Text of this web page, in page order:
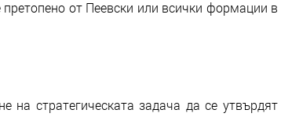
от Пеевски или всички формации в
на стратегическата задача да се утвърдят